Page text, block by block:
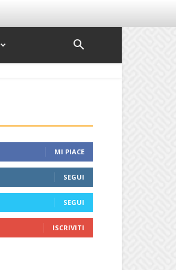
MI PIACE
SEGUI
SEGUI
ISCRIVITI